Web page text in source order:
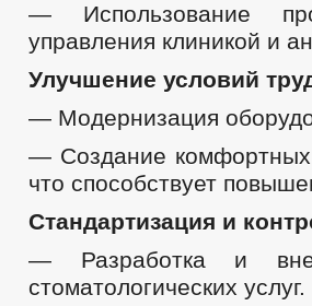
— Использование
управления клиникой и
Улучшение условий
— Модернизация
— Создание комфортных
что способствует
Стандартизация и
— Разработка и
стоматологических услуг.